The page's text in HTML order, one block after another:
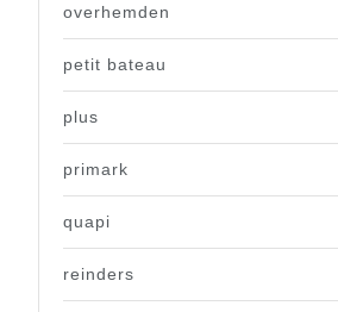
overhemden
petit bateau
plus
primark
quapi
reinders